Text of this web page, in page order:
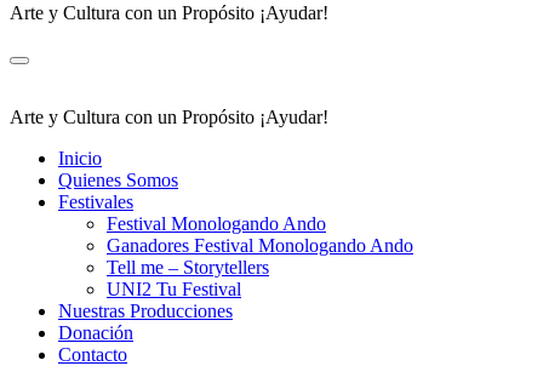
Arte y Cultura con un Propósito ¡Ayudar!
Arte y Cultura con un Propósito ¡Ayudar!
Inicio
Quienes Somos
Festivales
Festival Monologando Ando
Ganadores Festival Monologando Ando
Tell me – Storytellers
UNI2 Tu Festival
Nuestras Producciones
Donación
Contacto